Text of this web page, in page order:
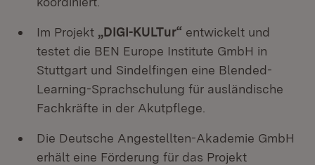
Im Projekt „DIGI-KULTur“ entwickelt und
testet die BEN Europe Institute GmbH in
Stuttgart und Sindelfingen eine Blended-
Learning-Sprachschulung für ausländische
Fachkräfte in der Akutpflege.
Die Deutsche Angestellten-Akademie GmbH
erhält eine Förderung für das Projekt